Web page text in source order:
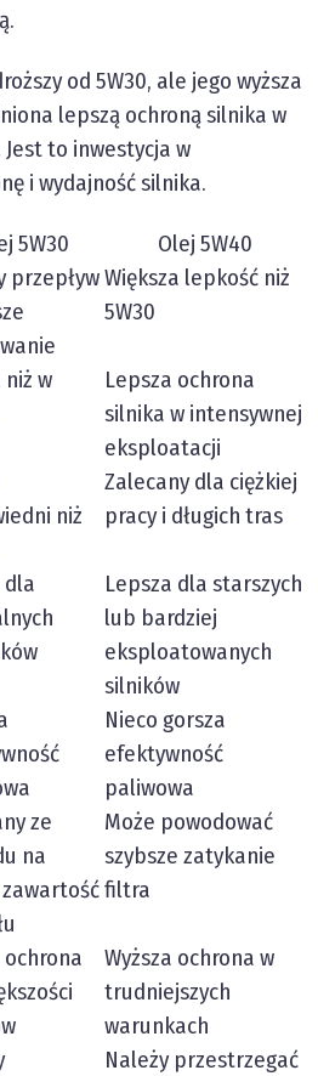
od 5W30, ale jego wyższa
lepszą ochroną silnika w
to inwestycja w
i wydajność silnika.
5W30
Olej 5W40
przepływWiększa lepkość niż
5W30
niż w
Lepsza ochrona
silnika w intensywnej
eksploatacji
niż
Zalecany dla ciężkiej
pracy i długich tras
dla
Lepsza dla starszych
lub bardziej
eksploatowanych
silników
Nieco gorsza
efektywność
paliwowa
ze
na
zawartość
Może powodować
szybsze zatykanie
filtra
Wyższa ochrona w
trudniejszych
warunkach
Należy przestrzegać